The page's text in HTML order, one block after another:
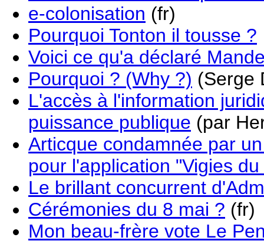
e-colonisation (fr)
Pourquoi Tonton il tousse ?
Voici ce qu'a déclaré
Pourquoi ? (Why ?) (Serge
L'accès à l'information
puissance publique (par
Articque condamnée par
pour l'application "Vigies
Le brillant concurrent
Cérémonies du 8 mai ? (fr)
Mon beau-frère vote Le